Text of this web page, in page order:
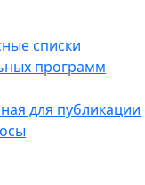
списки
программ
для публикации